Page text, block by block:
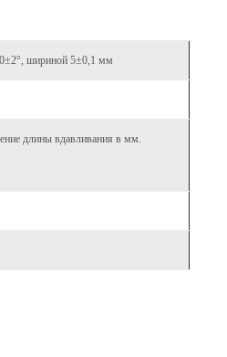
шириной 5±0,1 мм
длины вдавливания в мм.